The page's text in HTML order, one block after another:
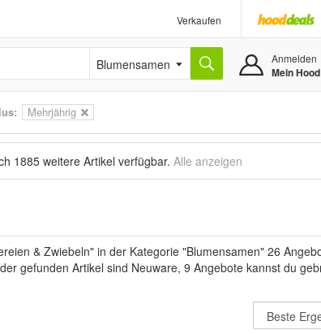
Verkaufen
Blumensamen Anmelden
Mein Hood
Mehrjährig
1885 weitere Artikel verfügbar. Alle anzeigen
& Zwiebeln" in der Kategorie "Blumensamen" 26
gefunden Artikel sind Neuware, 9 Angebote kannst du